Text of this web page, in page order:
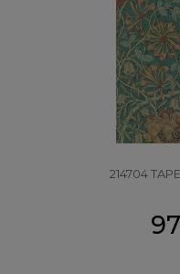
214704